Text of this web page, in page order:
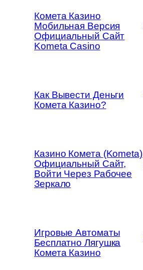
Комета Казино
Мобильная Версия
Официальный Сайт
Kometa Casino
Как Вывести Деньги
Комета Казино?
Казино Комета (Kometa)
Официальный Сайт,
Войти Через Рабочее
Зеркало
Игровые Автоматы
Бесплатно Лягушка
Комета Казино